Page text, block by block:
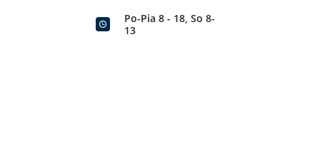
Po-Pia 8 - 18, So 8-
13